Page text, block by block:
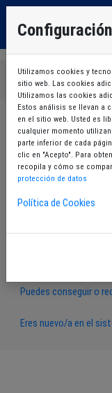
Identificación con
Kirol Txartela / NIF
Contraseña
Puedes conseguir o
Eres nuevo/a en el
Utilizamos cookies y
sitio web. Las cookies
Utilizamos las cookies
Estos análisis se llevan a
en el sitio web. Usted es
cualquier momento
parte inferior de cada
clic en "Acepto". Para
recopila y cómo se
protección de datos
Política de Cookies